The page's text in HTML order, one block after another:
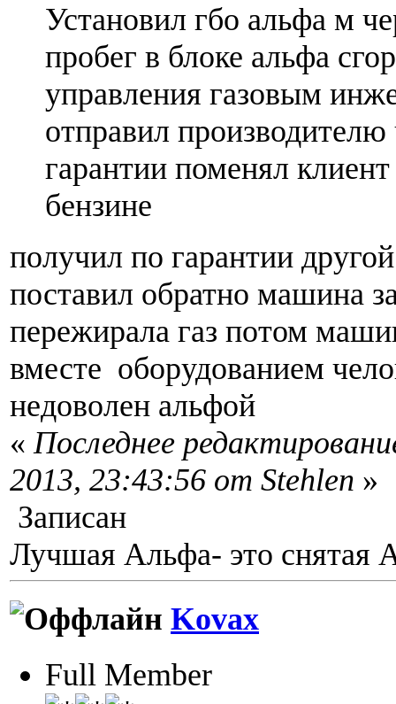
Установил гбо альфа м
пробег в блоке альфа
управления газовым
отправил производителю
гарантии поменял
бензине
получил по гарантии
поставил обратно машина
пережирала газ потом
вместе оборудованием
недоволен альфой
« Последнее
2013, 23:43:56 от Stehlen »
Записан
Лучшая Альфа- это снятая
Kovax
Full Member